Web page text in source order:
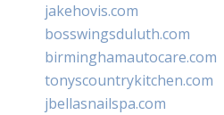
jakehovis.com
bosswingsduluth.com
birminghamautocare.com
tonyscountrykitchen.com
jbellasnailspa.com